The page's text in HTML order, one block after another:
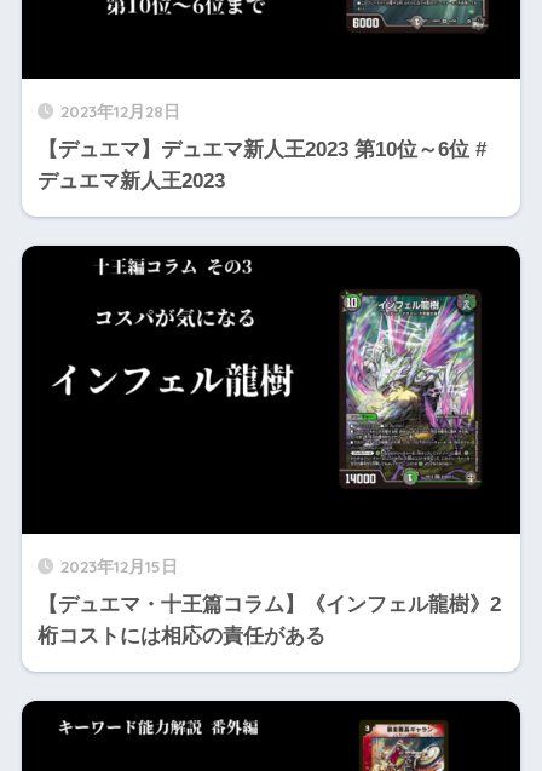
2023年12月28日
【デュエマ】デュエマ新人王2023 第10位～6位 #
デュエマ新人王2023
2023年12月15日
【デュエマ・十王篇コラム】《インフェル龍樹》2
桁コストには相応の責任がある